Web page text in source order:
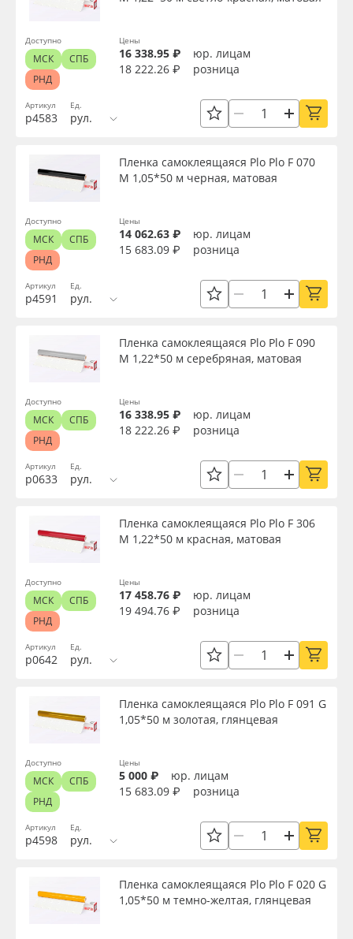
Артикул
р4583
Ед.
рул.
Цены
16 338.95 ₽
юр. лицам
18 222.26 ₽
розница
Доступно
МСК
СПБ
РНД
Артикул
р4591
Пленка самоклеящаяся Plo Plo F 070
M 1,05*50 м черная, матовая
Ед.
рул.
Цены
14 062.63 ₽
юр. лицам
15 683.09 ₽
розница
Доступно
МСК
СПБ
РНД
Артикул
р0633
Пленка самоклеящаяся Plo Plo F 090
M 1,22*50 м серебряная, матовая
Ед.
рул.
Цены
16 338.95 ₽
юр. лицам
18 222.26 ₽
розница
Доступно
МСК
СПБ
РНД
Артикул
р0642
Пленка самоклеящаяся Plo Plo F 306
M 1,22*50 м красная, матовая
Ед.
рул.
Цены
17 458.76 ₽
юр. лицам
19 494.76 ₽
розница
Доступно
МСК
СПБ
РНД
Артикул
р4598
Пленка самоклеящаяся Plo Plo F 091 G
1,05*50 м золотая, глянцевая
Ед.
рул.
Цены
5 000 ₽
юр. лицам
15 683.09 ₽
розница
Доступно
МСК
СПБ
РНД
Пленка самоклеящаяся Plo Plo F 020 G
1,05*50 м темно-желтая, глянцевая